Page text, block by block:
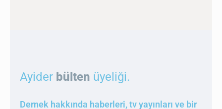
Ayider bülten üyeliği.
Dernek hakkında haberleri, tv yayınları ve bir